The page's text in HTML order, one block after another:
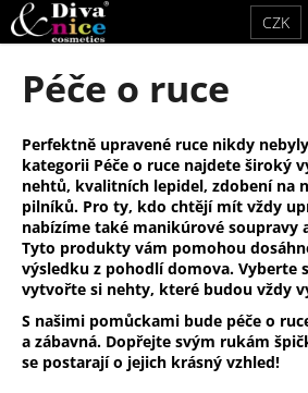
Přejít
na
obsah
CZK
Péče o ruce
Perfektně upravené ruce nikdy
kategorii Péče o ruce najdete široký
nehtů, kvalitních lepidel, zdobení na
pilníků. Pro ty, kdo chtějí mít vždy
nabízíme také manikúrové soupravy
Tyto produkty vám pomohou
výsledku z pohodlí domova. Vyberte
vytvořte si nehty, které budou vždy
S našimi pomůckami bude péče o
a zábavná. Dopřejte svým rukám
se postarají o jejich krásný vzhled!
K
o
o
p
o
t
ř
e
b
u
j